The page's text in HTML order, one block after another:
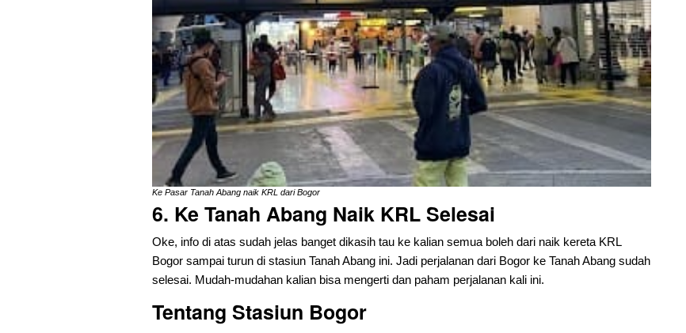
Ke Pasar Tanah Abang naik KRL dari Bogor
6. Ke Tanah Abang Naik KRL Selesai
Oke, info di atas sudah jelas banget dikasih tau ke kalian semua boleh dari naik kereta KRL
Bogor sampai turun di stasiun Tanah Abang ini. Jadi perjalanan dari Bogor ke Tanah Abang sudah
selesai. Mudah-mudahan kalian bisa mengerti dan paham perjalanan kali ini.
Tentang Stasiun Bogor